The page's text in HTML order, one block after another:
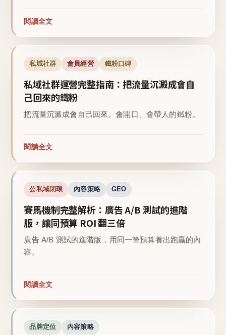
閱讀全文
私域社群 會員經營 鐵粉口碑
私域社群運營完整指南：把流量沉澱成會自
己回來的鐵粉
把流量沉澱成會自己回來、會開口、會帶人的鐵粉。
閱讀全文
公私域閉環 內容策略 GEO
賽馬機制完整解析：廣告 A/B 測試的進階
版，讓同預算 ROI 翻三倍
廣告 A/B 測試的進階版，用同一筆預算養出跑贏的內
容。
閱讀全文
品牌定位 內容策略